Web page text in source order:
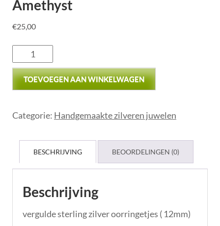
Amethyst
€25,00
TOEVOEGEN AAN WINKELWAGEN
Categorie: Handgemaakte zilveren juwelen
BESCHRIJVING BEOORDELINGEN (0)
Beschrijving
vergulde sterling zilver oorringetjes ( 12mm)